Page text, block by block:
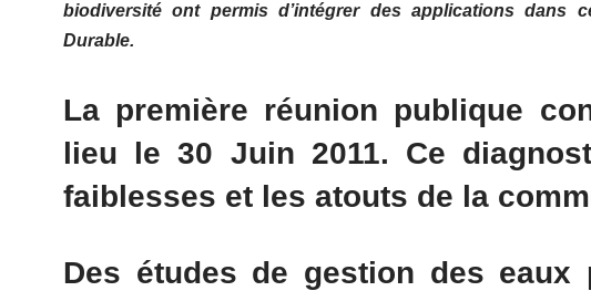
biodiversité ont permis d’intégrer des applications dans
Durable.
La première réunion publique
lieu le 30 Juin 2011. Ce
faiblesses et les atouts de la
Des études de gestion des eaux